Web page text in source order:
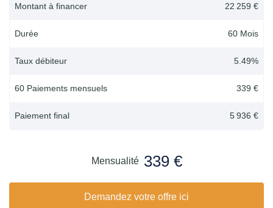
Montant à financer 22 259 €
Durée 60 Mois
Taux débiteur 5.49%
60 Paiements mensuels 339 €
Paiement final 5 936 €
Mensualité 339 €
Demandez votre offre ici